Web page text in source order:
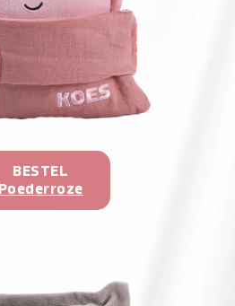
BESTEL
Poederroze